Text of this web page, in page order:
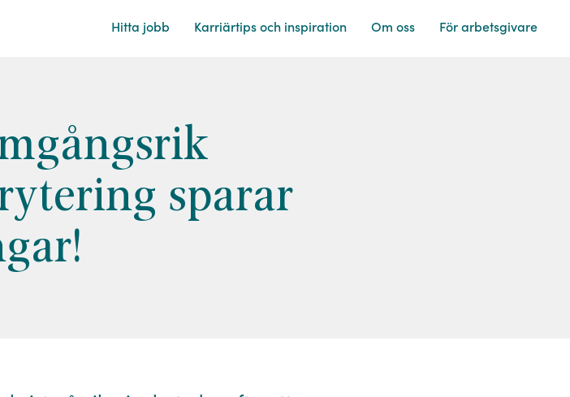
Hitta jobb Karriärtips och inspiration Om oss Förarbetsgivare
sparar